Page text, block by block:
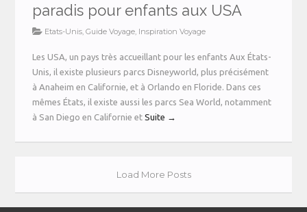
paradis pour enfants aux USA
Etats-Unis,Guide Voyage, Inspiration Voyage
Les USA, un pays très accueillant pour les enfants Aux États-
Unis, il existe plusieurs parcs Disneyworld, plus précisément
à Anaheim en Californie, et à Orlando en Floride. Dans ces
mêmes États, il existe aussi les parcs Sea World, notamment
à San Diego en Californie etSuite →
Load More Posts